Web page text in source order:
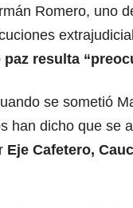
Romero, uno
resulta
se sometió
han dicho que se
Eje Cafetero,